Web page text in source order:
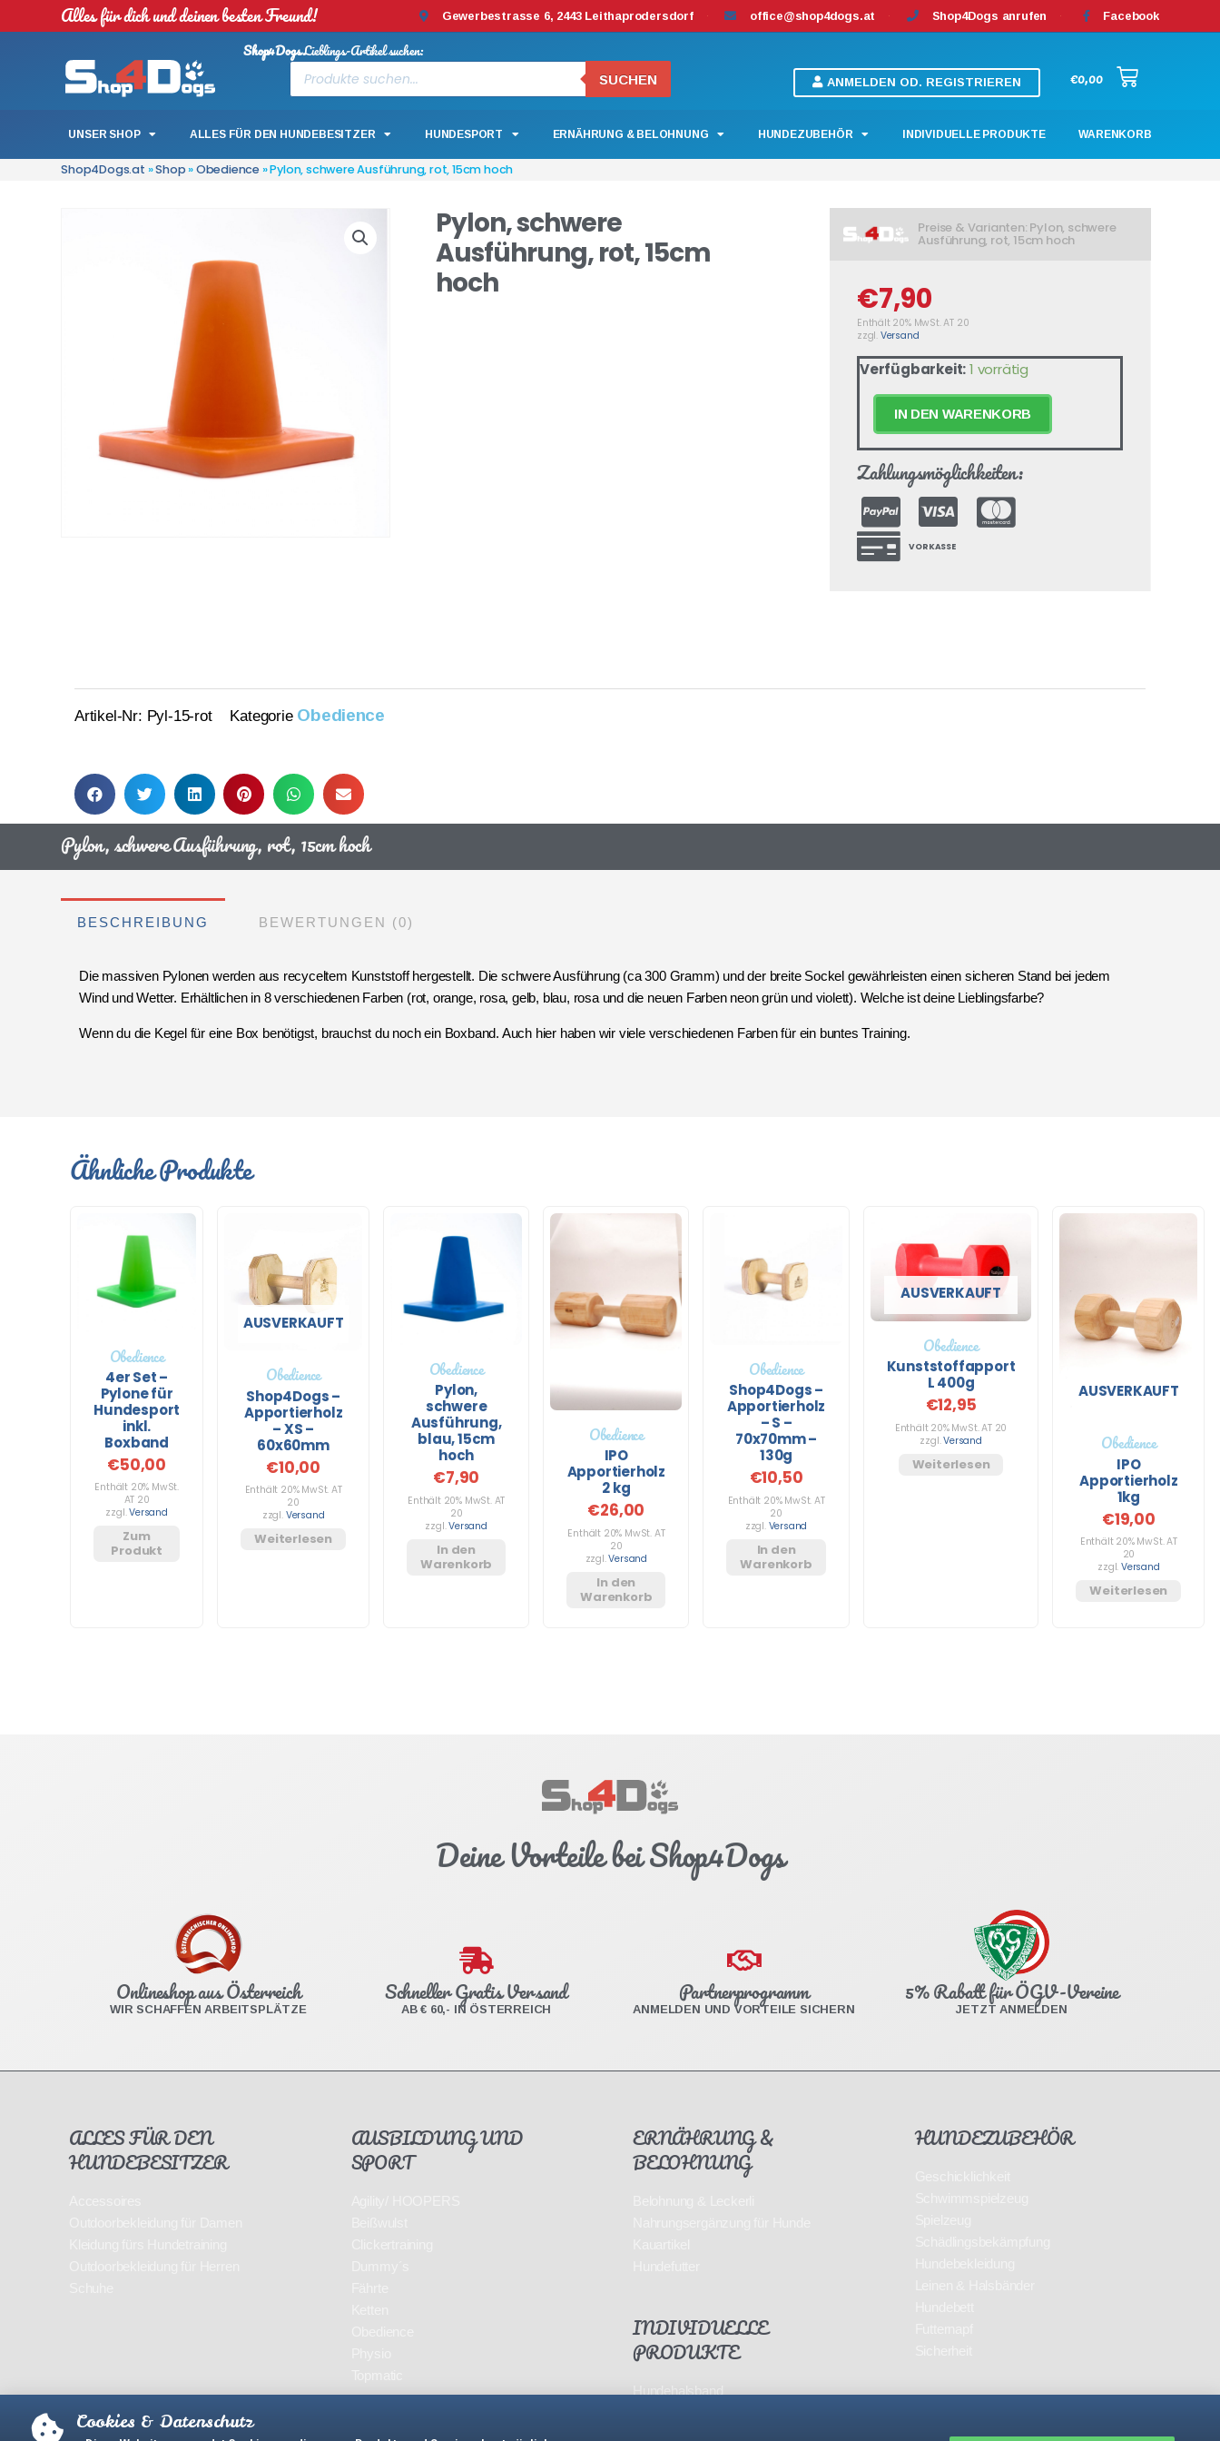
Alles für dich und deinen besten Freund! Gewerbestrasse 6, 2443 Leithaprodersdorf office@shop4dogs.at Shop4Dogs anrufen Facebook
Shop4DogsLieblings-Artikel suchen:
SUCHEN ANMELDEN OD. REGISTRIEREN €0,00
UNSER SHOP ALLES FÜR DEN HUNDEBESITZER HUNDESPORT ERNÄHRUNG & BELOHNUNG HUNDEZUBEHÖR INDIVIDUELLE PRODUKTE WARENKORB
Shop4Dogs.at »Shop»Obedience»Pylon, schwere Ausführung, rot, 15cm hoch
Pylon, schwere
Ausführung, rot, 15cm
hoch
Preise & Varianten: Pylon, schwere
Ausführung, rot, 15cm hoch
€7,90
Enthält 20% MwSt. AT 20
zzgl. Versand
Verfügbarkeit:1 vorrätig
IN DEN WARENKORB
Zahlungsmöglichkeiten:
VORKASSE
Artikel-Nr: Pyl-15-rot Kategorie Obedience
Pylon, schwere Ausführung, rot, 15cm hoch
BESCHREIBUNG BEWERTUNGEN (0)
Die massiven Pylonen werden aus recyceltem Kunststoff hergestellt. Die schwere Ausführung (ca 300 Gramm) und der breite Sockel gewährleisten einen sicheren Stand bei jedem
Wind und Wetter. Erhältlichen in 8 verschiedenen Farben (rot, orange, rosa, gelb, blau, rosa und die neuen Farben neon grün und violett). Welche ist deine Lieblingsfarbe?
Wenn du die Kegel für eine Box benötigst, brauchst du noch ein Boxband. Auch hier haben wir viele verschiedenen Farben für ein buntes Training.
Ähnliche Produkte
Obedience
4er Set –
Pylone für
Hundesport
inkl.
Boxband
€50,00
Enthält 20% MwSt.
AT 20
zzgl.Versand
Zum
Produkt
AUSVERKAUFT
Obedience
Shop4Dogs –
Apportierholz
– XS –
60x60mm
€10,00
Enthält 20% MwSt. AT
20
zzgl. Versand
Weiterlesen
Obedience
Pylon,
schwere
Ausführung,
blau, 15cm
hoch
€7,90
Enthält 20% MwSt. AT
20
zzgl.Versand
In den
Warenkorb
Obedience
IPO
Apportierholz
2 kg
€26,00
Enthält 20% MwSt. AT
20
zzgl.Versand
In den
Warenkorb
Obedience
Shop4Dogs –
Apportierholz
– S –
70x70mm –
130g
€10,50
Enthält 20% MwSt. AT
20
zzgl. Versand
In den
Warenkorb
AUSVERKAUFT
Obedience
Kunststoffapport
L 400g
€12,95
Enthält 20% MwSt. AT 20
zzgl.Versand
Weiterlesen
AUSVERKAUFT
Obedience
IPO
Apportierholz
1kg
€19,00
Enthält 20% MwSt. AT
20
zzgl. Versand
Weiterlesen
Deine Vorteile bei Shop4Dogs
Onlineshop aus Österreich
WIR SCHAFFEN ARBEITSPLÄTZE
Schneller Gratis Versand
AB € 60,- IN ÖSTERREICH
Partnerprogramm
ANMELDEN UND VORTEILE SICHERN
5% Rabatt für ÖGV-Vereine
JETZT ANMELDEN
ALLES FÜR DEN
HUNDEBESITZER
AUSBILDUNG UND
SPORT
ERNÄHRUNG &
BELOHNUNG
INDIVIDUELLE
PRODUKTE
Hundehalsband
HUNDEZUBEHÖR
Cookies & Datenschutz